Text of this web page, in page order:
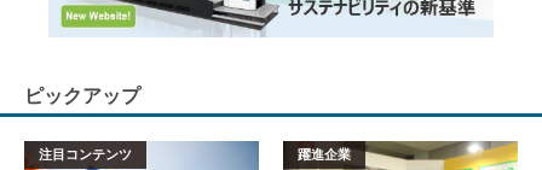
ピックアップ
注目コンテンツ 躍進企業